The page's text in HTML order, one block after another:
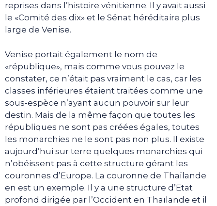
reprises dans l’histoire vénitienne. Il y avait aussi
le «Comité des dix» et le Sénat héréditaire plus
large de Venise.
Venise portait également le nom de
«république», mais comme vous pouvez le
constater, ce n’était pas vraiment le cas, car les
classes inférieures étaient traitées comme une
sous-espèce n’ayant aucun pouvoir sur leur
destin. Mais de la même façon que toutes les
républiques ne sont pas créées égales, toutes
les monarchies ne le sont pas non plus. Il existe
aujourd’hui sur terre quelques monarchies qui
n’obéissent pas à cette structure gérant les
couronnes d’Europe. La couronne de Thaïlande
en est un exemple. Il y a une structure d’Etat
profond dirigée par l’Occident en Thaïlande et il